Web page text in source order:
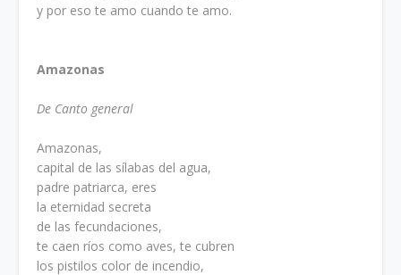
y por eso te amo cuando te amo.
Amazonas
De Canto general
Amazonas,
capital de las sílabas del agua,
padre patriarca, eres
la eternidad secreta
de las fecundaciones,
te caen ríos como aves, te cubren
los pistilos color de incendio,